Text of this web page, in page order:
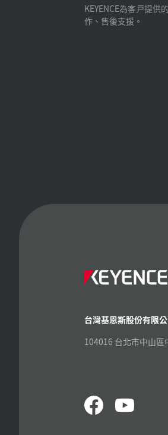
KEYENCE為客戸提供
作、售後支援。
台灣基恩斯股份有限
104016 台北市中山